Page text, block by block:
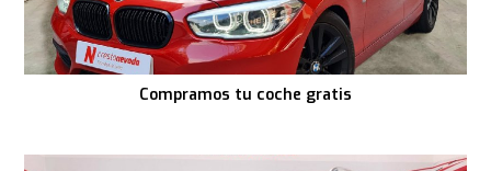
Compramos tu coche gratis